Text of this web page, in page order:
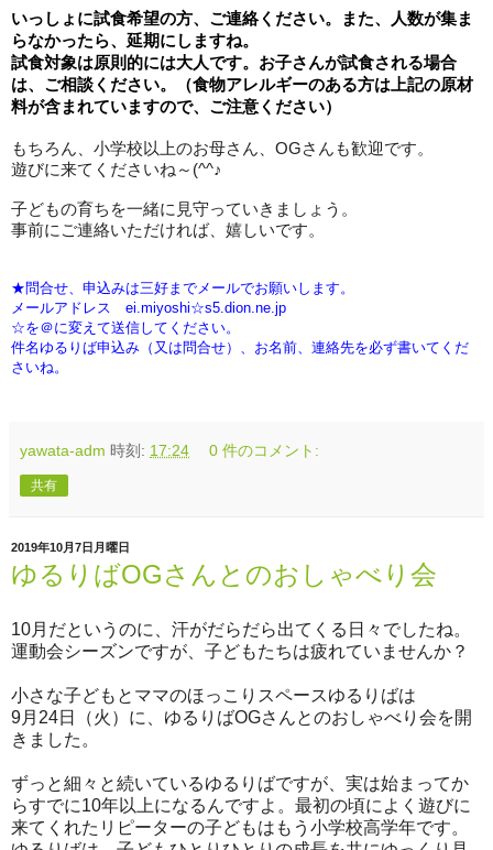
いっしょに試食希望の方、ご連絡ください。また、人数が集ま
らなかったら、延期にしますね。
試食対象は原則的には大人です。お子さんが試食される場合
は、ご相談ください。
（食物アレルギーのある方は上記の原材
料が含まれていますので、ご注意ください）
もちろん、小学校以上のお母さん、OGさんも歓迎です。
遊びに来てくださいね～ (^^♪
子どもの育ちを一緒に見守っていきましょう。
事前にご連絡いただければ、嬉しいです。
★問合せ、申込みは三好までメールでお願いします。
メールアドレス ei.miyoshi☆s5.dion.ne.jp
☆を＠に変えて送信してください。
件名ゆるりば申込み（又は問合せ）、お名前、連絡先を必ず書いてくだ
さいね。
yawata-adm 時刻: 17:24 0 件のコメント:
共有
2019年10月7日月曜日
ゆるりばOGさんとのおしゃべり会
10月だというのに、汗がだらだら出てくる日々でしたね。
運動会シーズンですが、子どもたちは疲れていませんか？
小さな子どもとママのほっこりスペースゆるりばは
9月24日（火）に、ゆるりばOGさんとのおしゃべり会を開
きました。
ずっと細々と続いているゆるりばですが、実は始まってか
らすでに10年以上になるんですよ。最初の頃によく遊びに
来てくれたリピーターの子どもはもう小学校高学年です。